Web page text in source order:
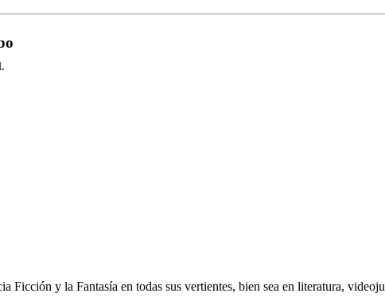
Ficción y la Fantasía en todas sus vertientes, bien sea en literatura,